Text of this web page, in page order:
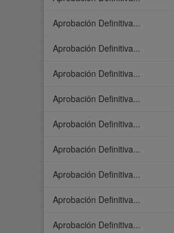
Aprobación Definitiva...
Aprobación Definitiva...
Aprobación Definitiva...
Aprobación Definitiva...
Aprobación Definitiva...
Aprobación Definitiva...
Aprobación Definitiva...
Aprobación Definitiva...
Aprobación Definitiva...